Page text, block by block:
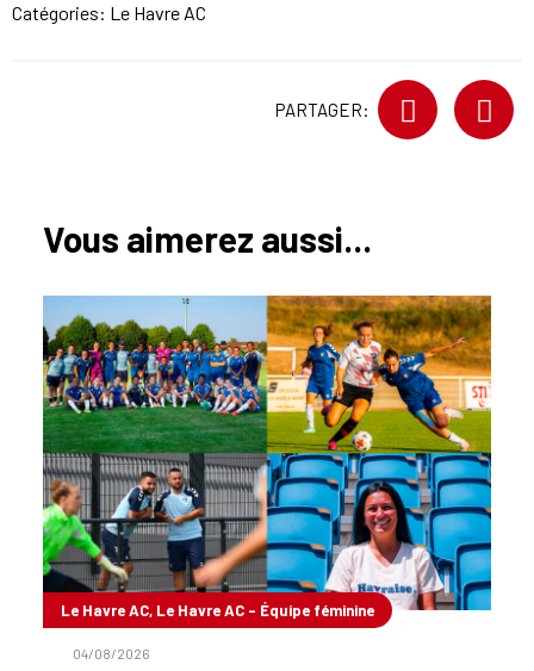
Catégories: Le Havre AC
PARTAGER:
Vous aimerez aussi...
Le Havre AC, Le Havre AC - Équipe féminine
04/08/2026